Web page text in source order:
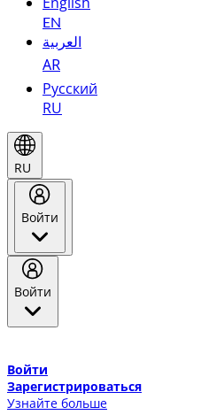
EN
العربية
AR
Русский
RU
RU
Войти
Войти
Войти
Зарегистрироваться
Узнайте больше